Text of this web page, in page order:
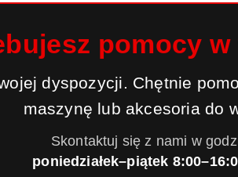
pomocy
dyspozycji. Chętnie
maszynę lub akcesoria do
Skontaktuj się z nami w
poniedziałek–piątek